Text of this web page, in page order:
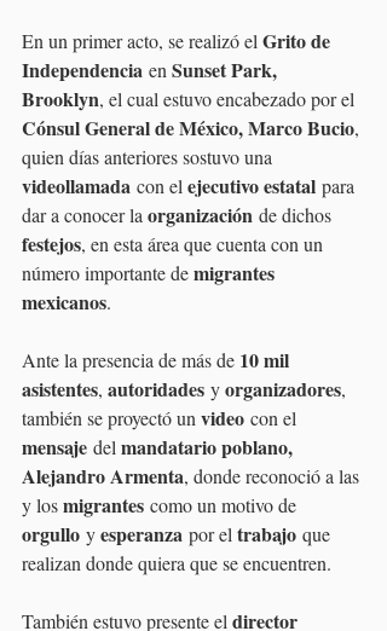
En un primer acto, se realizó el Grito de
Independencia en Sunset Park,
Brooklyn, el cual estuvo encabezado por el
Cónsul General de México, Marco Bucio,
quien días anteriores sostuvo una
videollamada con el ejecutivo estatal para
dar a conocer la organización de dichos
festejos, en esta área que cuenta con un
número importante de migrantes
mexicanos.
Ante la presencia de más de 10 mil
asistentes, autoridades y organizadores,
también se proyectó un video con el
mensaje del mandatario poblano,
Alejandro Armenta, donde reconoció a las
y los migrantes como un motivo de
orgullo y esperanza por el trabajo que
realizan donde quiera que se encuentren.
También estuvo presente el director